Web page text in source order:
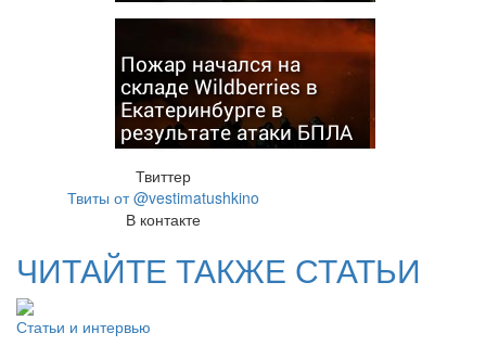
Пожар начался на
складе Wildberries в
Екатеринбурге в
результате атаки БПЛА
Твиттер
Твиты от @vestimatushkino
В контакте
ЧИТАЙТЕ ТАКЖЕ СТАТЬИ
Статьи и интервью